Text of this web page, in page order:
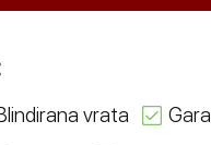
vrata